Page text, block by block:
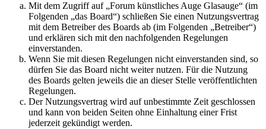
Mit dem Zugriff auf „Forum künstliches Auge Glasauge“ (im
Folgenden „das Board“) schließen Sie einen Nutzungsvertrag
mit dem Betreiber des Boards ab (im Folgenden „Betreiber“)
und erklären sich mit den nachfolgenden Regelungen
einverstanden.
Wenn Sie mit diesen Regelungen nicht einverstanden sind, so
dürfen Sie das Board nicht weiter nutzen. Für die Nutzung
des Boards gelten jeweils die an dieser Stelle veröffentlichten
Regelungen.
Der Nutzungsvertrag wird auf unbestimmte Zeit geschlossen
und kann von beiden Seiten ohne Einhaltung einer Frist
jederzeit gekündigt werden.